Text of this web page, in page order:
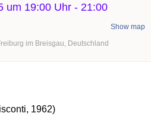
um 19:00 Uhr - 21:00
im Breisgau Deutschland
Show map
1962)